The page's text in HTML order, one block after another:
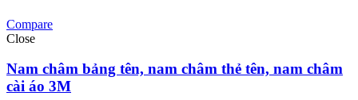
Compare
Close
Nam châm bảng tên, nam châm thẻ tên, nam châm
cài áo 3M